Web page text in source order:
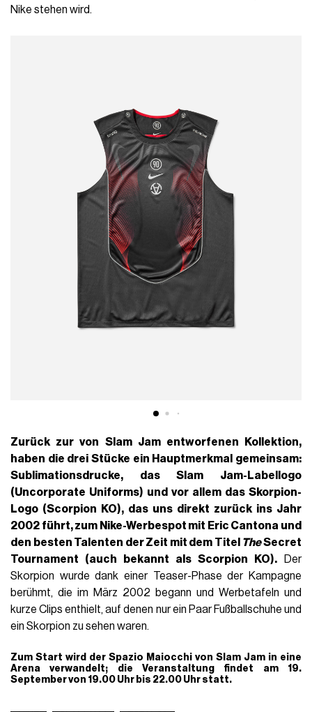
Nike stehen wird.
Zurück zur von Slam Jam entworfenen Kollektion,
haben die drei Stücke ein Hauptmerkmal gemeinsam:
Sublimationsdrucke, das Slam Jam-Labellogo
(Uncorporate Uniforms) und vor allem das Skorpion-
Logo (Scorpion
KO), das uns direkt zurück ins Jahr
2002 führt, zum Nike-Werbespot mit Eric Cantona und
den besten Talenten der Zeit mit dem Titel TheSecret
Tournament (auch bekannt als Scorpion KO). Der
Skorpion wurde dank einer Teaser-Phase der Kampagne
berühmt, die im März 2002 begann und Werbetafeln und
kurze Clips enthielt, auf denen nur ein Paar Fußballschuhe und
ein Skorpion zu sehen waren.
Zum Start wird der Spazio Maiocchi von Slam Jam in eine
Arena verwandelt; die Veranstaltung findet am 19.
September von 19.00 Uhr bis 22.00 Uhr statt.